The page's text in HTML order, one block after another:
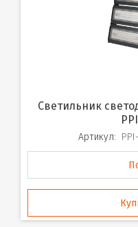
Светильник светодиодный промышленный
Артикул: